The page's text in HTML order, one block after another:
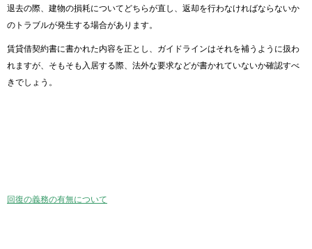
退去の際、建物の損耗についてどちらが直し、返却を行わなければならないか
のトラブルが発生する場合があります。
賃貸借契約書に書かれた内容を正とし、ガイドラインはそれを補うように扱わ
れますが、そもそも入居する際、法外な要求などが書かれていないか確認すべ
きでしょう。
回復の義務の有無について